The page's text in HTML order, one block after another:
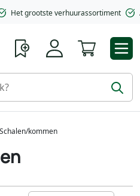
Het grootste verhuurassortiment
Schalen/kommen